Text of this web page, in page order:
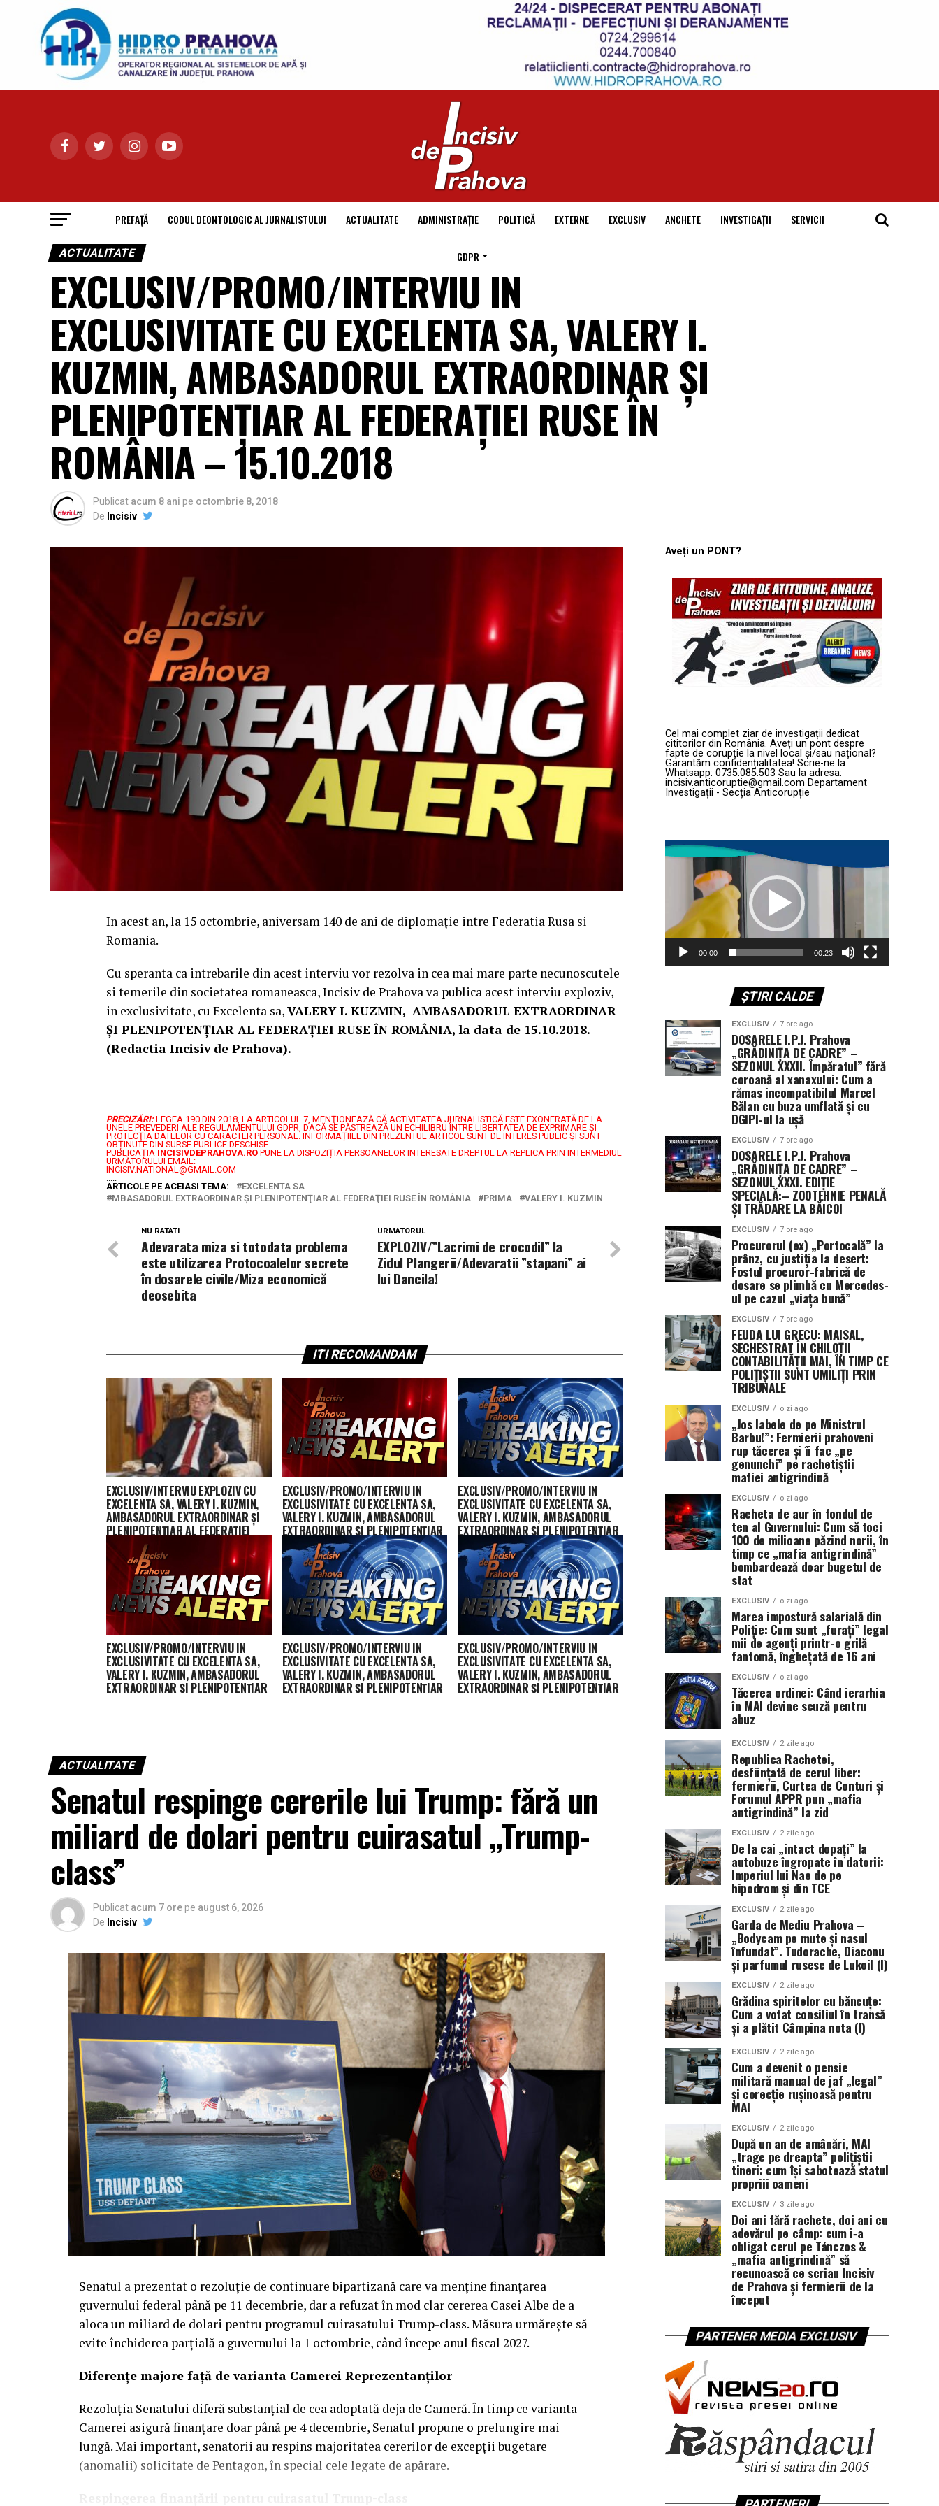
PREFAȚĂ CODUL DEONTOLOGIC AL JURNALISTULUI ACTUALITATE ADMINISTRAȚIE POLITICĂ EXTERNE EXCLUSIV ANCHETE INVESTIGAȚII SERVICII
GDPR
ACTUALITATE
EXCLUSIV/PROMO/INTERVIU IN
EXCLUSIVITATE CU EXCELENTA SA, VALERY I.
KUZMIN, AMBASADORUL EXTRAORDINAR ŞI
PLENIPOTENŢIAR AL FEDERAŢIEI RUSE ÎN
ROMÂNIA – 15.10.2018
Publicat acum 8 ani pe octombrie 8, 2018
De Incisiv
In acest an, la 15 octombrie, aniversam 140 de ani de diplomaţie intre Federatia Rusa si
Romania.
Cu speranta ca intrebarile din acest interviu vor rezolva in cea mai mare parte necunoscutele
si temerile din societatea romaneasca, Incisiv de Prahova va publica acest interviu exploziv,
in exclusivitate, cu Excelenta sa,VALERY I. KUZMIN, AMBASADORUL EXTRAORDINAR
ŞI PLENIPOTENŢIAR AL FEDERAŢIEI RUSE ÎN ROMÂNIA, la data de 15.10.2018.
(Redactia Incisiv de Prahova).
PRECIZĂRI: LEGEA 190 DIN 2018, LA ARTICOLUL 7, MENŢIONEAZĂ CĂ ACTIVITATEA JURNALISTICĂ ESTE EXONERATĂ DE LA
UNELE PREVEDERI ALE REGULAMENTULUI GDPR, DACĂ SE PĂSTREAZĂ UN ECHILIBRU ÎNTRE LIBERTATEA DE EXPRIMARE ŞI
PROTECŢIA DATELOR CU CARACTER PERSONAL. INFORMAȚIILE DIN PREZENTUL ARTICOL SUNT DE INTERES PUBLIC ȘI SUNT
OBȚINUTE DIN SURSE PUBLICE DESCHISE.
PUBLICAȚIA INCISIVDEPRAHOVA.RO PUNE LA DISPOZIȚIA PERSOANELOR INTERESATE DREPTUL LA REPLICA PRIN INTERMEDIUL
URMĂTORULUI EMAIL:
INCISIV.NATIONAL@GMAIL.COM
.....
ARTICOLE PE ACEIASI TEMA:
EXCELENTA SA
MBASADORUL EXTRAORDINAR ŞI PLENIPOTENŢIAR AL FEDERAŢIEI RUSE ÎN ROMÂNIA
PRIMA VALERY I. KUZMIN
URMATORUL
EXPLOZIV/”Lacrimi de crocodil” la
Zidul Plangerii/Adevaratii ”stapani” ai
lui Dancila!
NU RATATI
Adevarata miza si totodata problema
este utilizarea Protocoalelor secrete
în dosarele civile/Miza economică
deosebita
ITI RECOMANDAM
EXCLUSIV/INTERVIU EXPLOZIV CU
EXCELENTA SA, VALERY I. KUZMIN,
AMBASADORUL EXTRAORDINAR ŞI
PLENIPOTENŢIAR AL FEDERAŢIEI
RUSE ÎN ROMÂNIA/Интервью для
газеты «Inсisiv de Prahova»
EXCLUSIV/PROMO/INTERVIU IN
EXCLUSIVITATE CU EXCELENTA SA,
VALERY I. KUZMIN, AMBASADORUL
EXTRAORDINAR ŞI PLENIPOTENŢIAR
AL FEDERAŢIEI RUSE ÎN ROMÂNIA –
15.10.2018
EXCLUSIV/PROMO/INTERVIU IN
EXCLUSIVITATE CU EXCELENTA SA,
VALERY I. KUZMIN, AMBASADORUL
EXTRAORDINAR ŞI PLENIPOTENŢIAR
AL FEDERAŢIEI RUSE ÎN ROMÂNIA –
15.10.2018
EXCLUSIV/PROMO/INTERVIU IN
EXCLUSIVITATE CU EXCELENTA SA,
VALERY I. KUZMIN, AMBASADORUL
EXTRAORDINAR ŞI PLENIPOTENŢIAR
EXCLUSIV/PROMO/INTERVIU IN
EXCLUSIVITATE CU EXCELENTA SA,
VALERY I. KUZMIN, AMBASADORUL
EXTRAORDINAR ŞI PLENIPOTENŢIAR
EXCLUSIV/PROMO/INTERVIU IN
EXCLUSIVITATE CU EXCELENTA SA,
VALERY I. KUZMIN, AMBASADORUL
EXTRAORDINAR ŞI PLENIPOTENŢIAR
ACTUALITATE
Senatul respinge cererile lui Trump: fără un
miliard de dolari pentru cuirasatul „Trump-
class”
Publicat acum 7 ore pe august 6, 2026
De Incisiv
Senatul a prezentat o rezoluție de continuare bipartizană care va menține finanțarea
guvernului federal până pe 11 decembrie, dar a refuzat în mod clar cererea Casei Albe de a
aloca un miliard de dolari pentru programul cuirasatului Trump-class. Măsura urmărește să
evite închiderea parțială a guvernului la 1 octombrie, când începe anul fiscal 2027.
Diferențe majore față de varianta Camerei Reprezentanților
Rezoluția Senatului diferă substanțial de cea adoptată deja de Cameră. În timp ce varianta
Camerei asigură finanțare doar până pe 4 decembrie, Senatul propune o prelungire mai
lungă. Mai important, senatorii au respins majoritatea cererilor de excepții bugetare
(anomalii) solicitate de Pentagon, în special cele legate de apărare.
Aveți un PONT?
Cel mai complet ziar de investigații dedicat
cititorilor din România. Aveți un pont despre
fapte de corupție la nivel local și/sau național?
Garantăm confidențialitatea! Scrie-ne la
Whatsapp: 0735.085.503 Sau la adresa:
incisiv.anticoruptie@gmail.com Departament
Investigații - Secția Anticorupție
Player
video
00:00 00:23
ȘTIRI CALDE
EXCLUSIV 7 ore ago
DOSARELE I.P.J. Prahova
„GRĂDINIȚA DE CADRE” –
SEZONUL XXXII. Împăratul” fără
coroană al xanaxului: Cum a
rămas incompatibilul Marcel
Bălan cu buza umflată și cu
DGIPI-ul la ușă
EXCLUSIV 7 ore ago
DOSARELE I.P.J. Prahova
„GRĂDINIȚA DE CADRE” –
SEZONUL XXXI. EDIȚIE
SPECIALĂ:– ZOOTEHNIE PENALĂ
ȘI TRĂDARE LA BĂICOI
EXCLUSIV 7 ore ago
Procurorul (ex) „Portocală” la
prânz, cu justiția la desert:
Fostul procuror-fabrică de
dosare se plimbă cu Mercedes-
ul pe cazul „viața bună”
EXCLUSIV 7 ore ago
FEUDA LUI GRECU: MAISAL,
SECHESTRAT ÎN CHILOȚII
CONTABILITĂȚII MAI, ÎN TIMP CE
POLIȚIȘTII SUNT UMILIȚI PRIN
TRIBUNALE
EXCLUSIV o zi ago
„Jos labele de pe Ministrul
Barbu!”: Fermierii prahoveni
rup tăcerea și îi fac „pe
genunchi” pe rachetiștii
mafiei antigrindină
EXCLUSIV o zi ago
Racheta de aur în fondul de
ten al Guvernului: Cum să toci
100 de milioane păzind norii, în
timp ce „mafia antigrindină”
bombardează doar bugetul de
stat
EXCLUSIV o zi ago
Marea impostură salarială din
Poliție: Cum sunt „furați” legal
mii de agenți printr-o grilă
fantomă, înghețată de 16 ani
EXCLUSIV o zi ago
Tăcerea ordinei: Când ierarhia
în MAI devine scuză pentru
abuz
EXCLUSIV 2 zile ago
Republica Rachetei,
desființată de cerul liber:
fermierii, Curtea de Conturi și
Forumul APPR pun „mafia
antigrindină” la zid
EXCLUSIV 2 zile ago
De la cai „intact dopați” la
autobuze îngropate în datorii:
Imperiul lui Nae de pe
hipodrom și din TCE
EXCLUSIV 2 zile ago
Garda de Mediu Prahova –
„Bodycam pe mute și nasul
înfundat”. Tudorache, Diaconu
și parfumul rusesc de Lukoil (I)
EXCLUSIV 2 zile ago
Grădina spiritelor cu băncuțe:
Cum a votat consiliul în transă
și a plătit Câmpina nota (I)
EXCLUSIV 2 zile ago
Cum a devenit o pensie
militară manual de jaf „legal”
și corecție rușinoasă pentru
MAI
EXCLUSIV 2 zile ago
După un an de amânări, MAI
„trage pe dreapta” polițiștii
tineri: cum își sabotează statul
propriii oameni
EXCLUSIV 3 zile ago
Doi ani fără rachete, doi ani cu
adevărul pe câmp: cum i‑a
obligat cerul pe Tánczos &
„mafia antigrindină” să
recunoască ce scriau Incisiv
de Prahova și fermierii de la
început
PARTENER MEDIA EXCLUSIV